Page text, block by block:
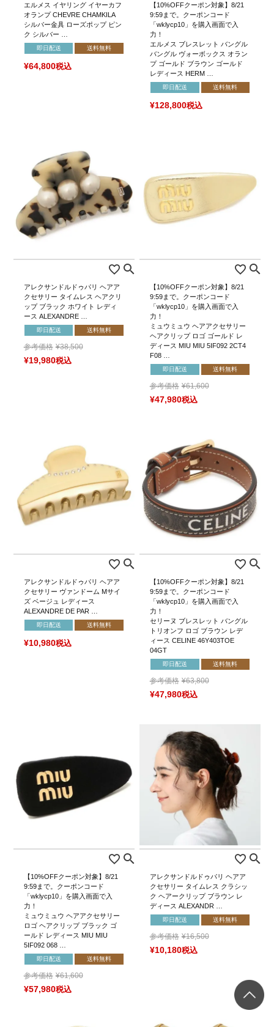
エルメス イヤリング イヤーカフ
オランプ CHEVRE CHAMKILA
シルバー金具 ローズポップ ピン
ク シルバー …
即日配送 送料無料
¥64,800税込
【10%OFFクーポン対象】8/21
9:59まで。クーポンコード
「wklycp10」を購入画面で入
力！
エルメス ブレスレット バングル
バングル ヴォーボックス オラン
プ ゴールド ブラウン ゴールド
レディース HERM …
即日配送 送料無料
¥128,800税込
アレクサンドルドゥパリ ヘアア
クセサリー タイムレス ヘアクリ
ップ ブラック ホワイト レディ
ース ALEXANDRE …
即日配送 送料無料
参考価格 ¥38,500
¥19,980税込
【10%OFFクーポン対象】8/21
9:59まで。クーポンコード
「wklycp10」を購入画面で入
力！
ミュウミュウ ヘアアクセサリー
ヘアクリップ ロゴ ゴールド レ
ディース MIU MIU 5IF092 2CT4
F08 …
即日配送 送料無料
参考価格 ¥61,600
¥47,980税込
アレクサンドルドゥパリ ヘアア
クセサリー ヴァンドーム Mサイ
ズ ベージュ レディース
ALEXANDRE DE PAR …
即日配送 送料無料
¥10,980税込
【10%OFFクーポン対象】8/21
9:59まで。クーポンコード
「wklycp10」を購入画面で入
力！
セリーヌ ブレスレット バングル
トリオンフ ロゴ ブラウン レデ
ィース CELINE 46Y403TOE
04GT
即日配送 送料無料
参考価格 ¥63,800
¥47,980税込
【10%OFFクーポン対象】8/21
9:59まで。クーポンコード
「wklycp10」を購入画面で入
力！
ミュウミュウ ヘアアクセサリー
ロゴ ヘアクリップ ブラック ゴ
ールド レディース MIU MIU
5IF092 068 …
即日配送 送料無料
参考価格 ¥61,600
¥57,980税込
アレクサンドルドゥパリ ヘアア
クセサリー タイムレス クラシッ
ク ヘアークリップ ブラウン レ
ディース ALEXANDR …
即日配送 送料無料
参考価格 ¥16,500
¥10,180税込